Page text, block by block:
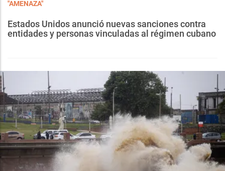
"AMENAZA"
Estados Unidos anunció nuevas sanciones contra
entidades y personas vinculadas al régimen cubano